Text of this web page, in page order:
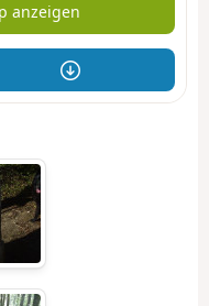
anzeigen